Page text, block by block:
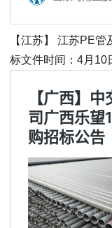
【江苏】 江苏PE
标文件时间：4月10